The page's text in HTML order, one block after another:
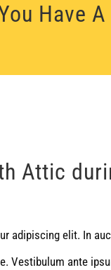
Have
Attic
adipiscing elit. In
Vestibulum ante